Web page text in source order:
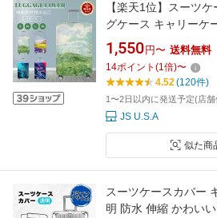
【楽天1位】スーツ
グケース キャリーケ
ー トランク 伸縮 保
傷 お洒落 旅行用品
けやすい 盗難防止 ト
料！【ra42911】
1,550 円〜 送料無料
14ポイント (1倍)〜
4.52(120件)
1〜2日以内に発送予定(店
JS U.S.A
似た商
スーツケースカバー
明 防水 伸縮 かわい